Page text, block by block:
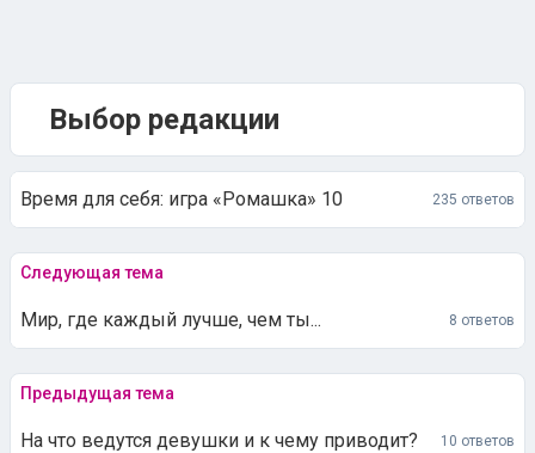
Выбор редакции
Время для себя: игра «Ромашка» 10 235 ответов
Следующая тема
Мир, где каждый лучше, чем ты... 8 ответов
Предыдущая тема
На что ведутся девушки и к чему приводит? 10 ответов